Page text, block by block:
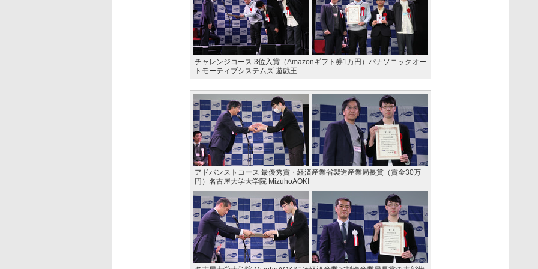
チャレンジコース 3位入賞（Amazonギフト券1万円）パナソニックオー
トモーティブシステムズ 遊戯王
アドバンストコース 最優秀賞・経済産業省製造産業局長賞（賞金30万
円）名古屋大学大学院 MizuhoAOKI